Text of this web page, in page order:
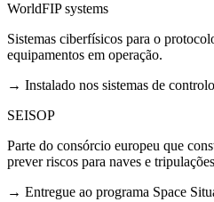
WorldFIP systems
Sistemas ciberfísicos para o
equipamentos em operação.
→ Instalado nos sistemas de
SEISOP
Parte do consórcio europeu que
prever riscos para naves e
→ Entregue ao programa Space